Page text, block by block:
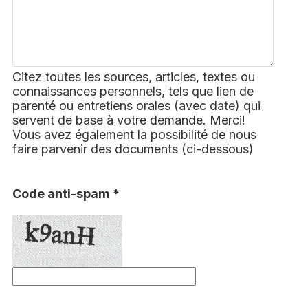
Citez toutes les sources, articles, textes ou
connaissances personnels, tels que lien de
parenté ou entretiens orales (avec date) qui
servent de base à votre demande. Merci!
Vous avez également la possibilité de nous
faire parvenir des documents (ci-dessous)
Code anti-spam *